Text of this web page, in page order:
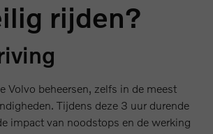
rijden?
Volvo beheersen, zelfs in de meest
Tijdens deze 3 uur durende
impact van noodstops en de werking